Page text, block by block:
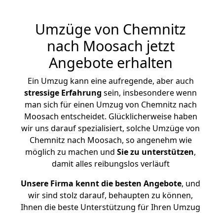
Umzüge von Chemnitz
nach Moosach jetzt
Angebote erhalten
Ein Umzug kann eine aufregende, aber auch
stressige Erfahrung sein, insbesondere wenn
man sich für einen Umzug von Chemnitz nach
Moosach entscheidet. Glücklicherweise haben
wir uns darauf spezialisiert, solche Umzüge von
Chemnitz nach Moosach, so angenehm wie
möglich zu machen und Sie zu unterstützen,
damit alles reibungslos verläuft
Unsere Firma kennt die besten Angebote, und
wir sind stolz darauf, behaupten zu können,
Ihnen die beste Unterstützung für Ihren Umzug